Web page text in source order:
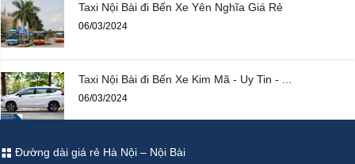
Taxi Nội Bài đi Bến Xe Yên Nghĩa Giá Rẻ
06/03/2024
Taxi Nội Bài đi Bến Xe Kim Mã - Uy Tin - ...
06/03/2024
Đường dài giá rẻ Hà Nội – Nội Bài